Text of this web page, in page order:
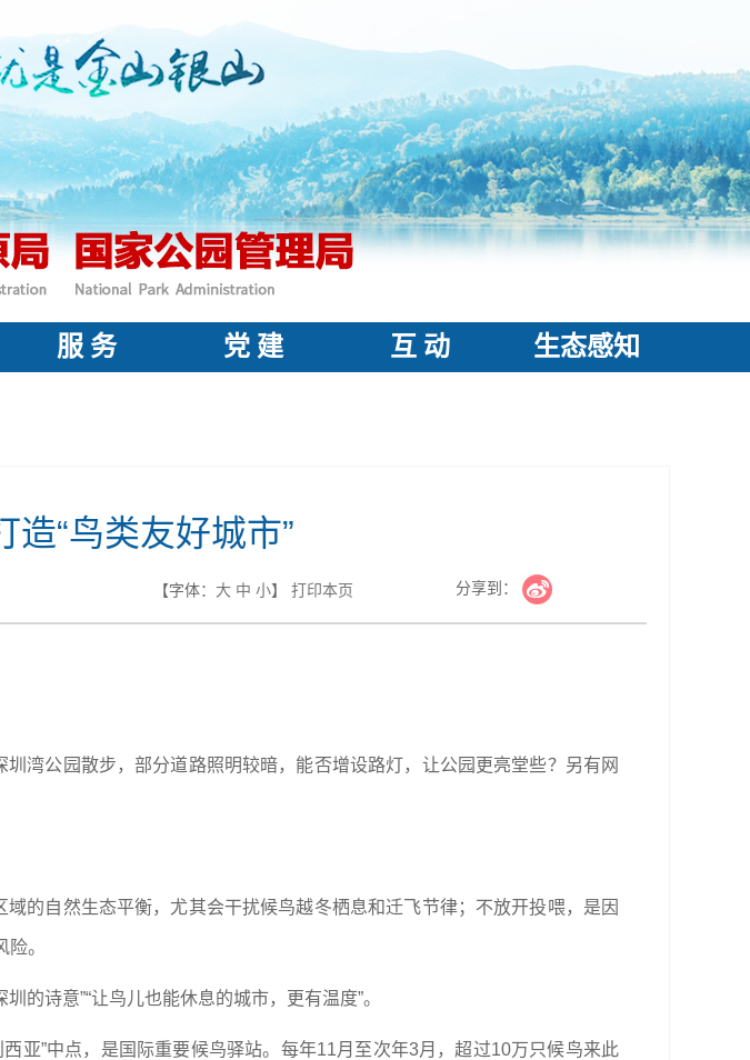
服 务 党 建 互 动 生态感知
造“鸟类友好城市”
【字体： 大 中 小】 打印本页 分享到：
公园散步，部分道路照明较暗，能否增设路灯，让公园更亮堂些？另有网
自然生态平衡，尤其会干扰候鸟越冬栖息和迁飞节律；不放开投喂，是因
。
诗意”“让鸟儿也能休息的城市，更有温度”。
”中点，是国际重要候鸟驿站。每年11月至次年3月，超过10万只候鸟来此